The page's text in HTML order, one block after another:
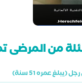
من المرضى
(يبلغ عمره 51 سنة)